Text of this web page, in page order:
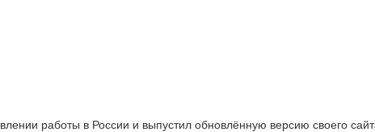
работы в России и выпустил обновлённую версию своего